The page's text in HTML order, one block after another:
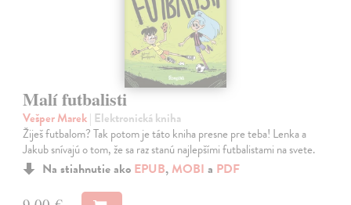
Malí futbalisti
Vešper Marek| Elektronická kniha
Žiješ futbalom? Tak potom je táto kniha presne pre teba! Lenka a
Jakub snívajú o tom, že sa raz stanú najlepšími futbalistami na svete.
Na stiahnutie ako EPUB, MOBI a PDF